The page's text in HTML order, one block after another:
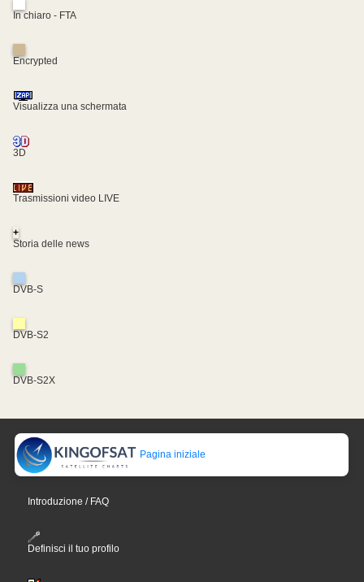
In chiaro - FTA
Encrypted
Visualizza una schermata
3D
Trasmissioni video LIVE
+
Storia delle news
DVB-S
DVB-S2
DVB-S2X
Pagina iniziale
Introduzione / FAQ
Definisci il tuo profilo